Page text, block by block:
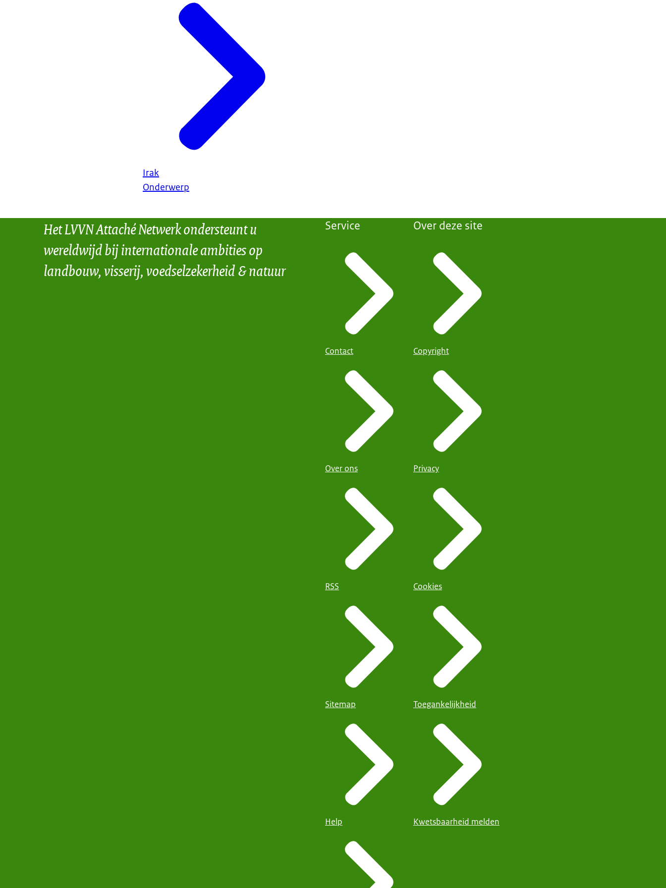
Irak
Onderwerp
Het LVVN Attaché Netwerk ondersteunt u
wereldwijd bij internationale ambities op
landbouw, visserij, voedselzekerheid & natuur
Service
Contact
Over ons
RSS
Sitemap
Help
Over deze site
Copyright
Privacy
Cookies
Toegankelijkheid
Kwetsbaarheid melden